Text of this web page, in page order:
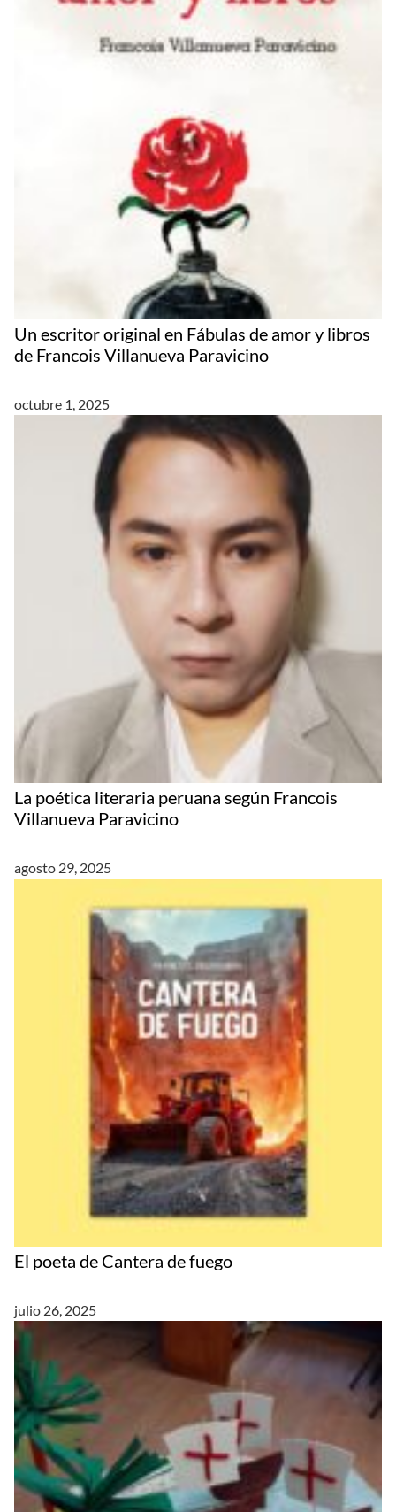
Un escritor original en Fábulas de amor y libros
de Francois Villanueva Paravicino
octubre 1, 2025
La poética literaria peruana según Francois
Villanueva Paravicino
agosto 29, 2025
El poeta de Cantera de fuego
julio 26, 2025